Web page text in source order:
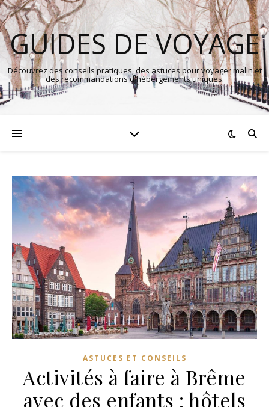
GUIDES DE VOYAGE
Découvrez des conseils pratiques, des astuces pour voyager malin et
des recommandations d'hébergements uniques.
ASTUCES ET CONSEILS
Activités à faire à Brême
avec des enfants : hôtels